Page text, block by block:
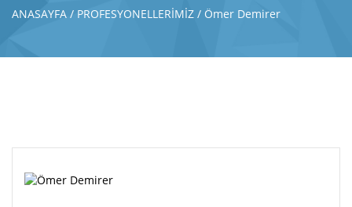
ANASAYFA PROFESYONELLERİMİZ Ömer Demirer